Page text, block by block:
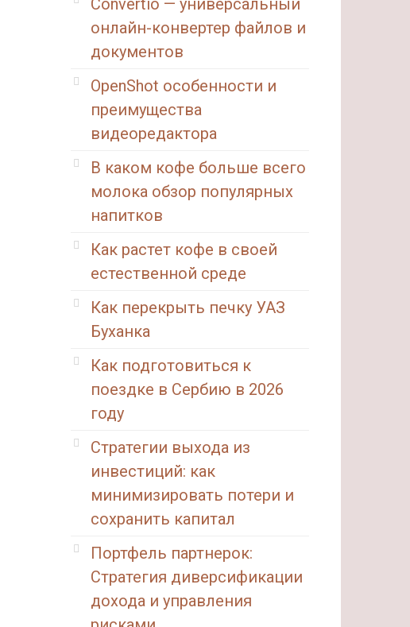
Convertio — универсальный
онлайн-конвертер файлов и
документов
OpenShot особенности и
преимущества
видеоредактора
В каком кофе больше всего
молока обзор популярных
напитков
Как растет кофе в своей
естественной среде
Как перекрыть печку УАЗ
Буханка
Как подготовиться к
поездке в Сербию в 2026
году
Стратегии выхода из
инвестиций: как
минимизировать потери и
сохранить капитал
Портфель партнерок:
Стратегия диверсификации
дохода и управления